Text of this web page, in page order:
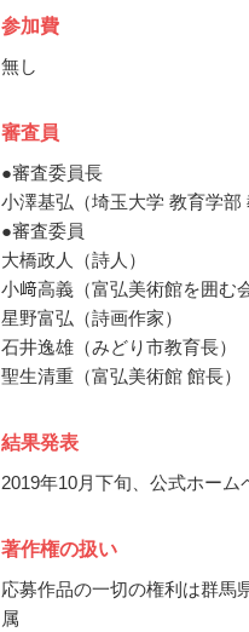
参加費
無し
審査員
●審査委員長
小澤基弘（埼玉大学 教育学部
●審査委員
大橋政人（詩人）
小﨑高義（富弘美術館を囲む
星野富弘（詩画作家）
石井逸雄（みどり市教育長）
聖生清重（富弘美術館 館長）
結果発表
2019年10月下旬、公式ホー
著作権の扱い
応募作品の一切の権利は群馬
属